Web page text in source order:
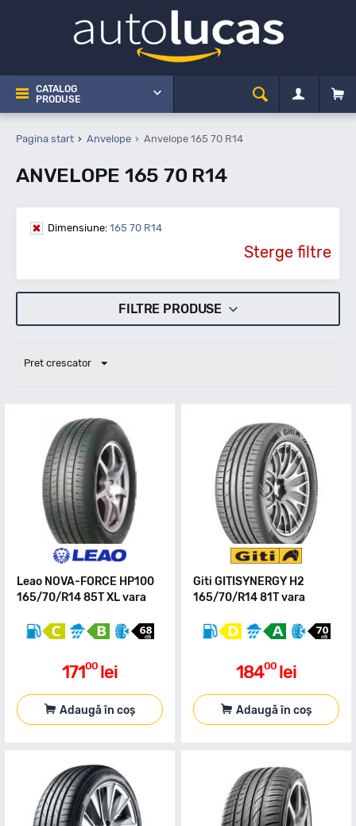
CATALOG
PRODUSE
Pagina start Anvelope Anvelope 165 70 R14
ANVELOPE 165 70 R14
Dimensiune: 165 70 R14
Sterge filtre
FILTRE PRODUSE
Pret crescator
Leao NOVA-FORCE HP100
165/70/R14 85T XL vara
17100 lei
Adaugă în coș
Giti GITISYNERGY H2
165/70/R14 81T vara
18400 lei
Adaugă în coș